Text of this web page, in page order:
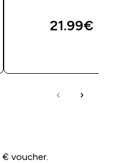
21.99€‎
voucher.